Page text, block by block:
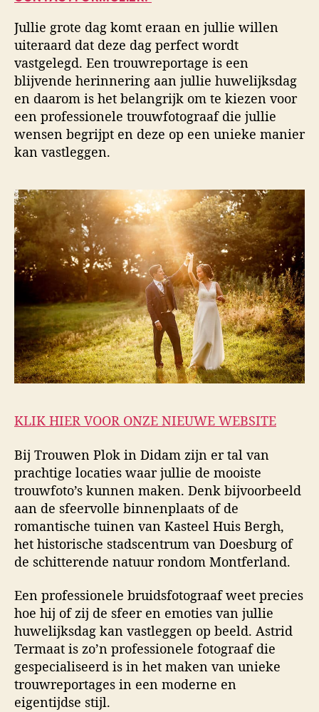
i
d
s
f
o
t
o
g
r
a
f
e
e
u
r
u
m
Jullie grote dag komt eraan en jullie willen
uiteraard dat deze dag perfect wordt
vastgelegd. Een trouwreportage is een
blijvende herinnering aan jullie huwelijksdag
en daarom is het belangrijk om te kiezen voor
een professionele trouwfotograaf die jullie
wensen begrijpt en deze op een unieke manier
kan vastleggen.
KLIK HIER VOOR ONZE NIEUWE WEBSITE
Bij Trouwen Plok in Didam zijn er tal van
prachtige locaties waar jullie de mooiste
trouwfoto’s kunnen maken. Denk bijvoorbeeld
aan de sfeervolle binnenplaats of de
romantische tuinen van Kasteel Huis Bergh,
het historische stadscentrum van Doesburg of
de schitterende natuur rondom Montferland.
Een professionele bruidsfotograaf weet precies
hoe hij of zij de sfeer en emoties van jullie
huwelijksdag kan vastleggen op beeld. Astrid
Termaat is zo’n professionele fotograaf die
gespecialiseerd is in het maken van unieke
trouwreportages in een moderne en
eigentijdse stijl.